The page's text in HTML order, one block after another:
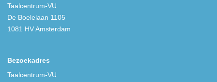
Taalcentrum-VU
De Boelelaan 1105
1081 HV Amsterdam
Bezoekadres
Taalcentrum-VU